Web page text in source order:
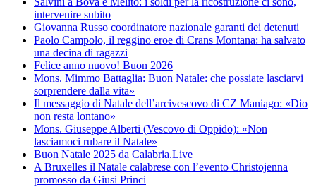
intervenire subito
Giovanna Russo coordinatore nazionale garanti dei detenuti
Paolo Campolo, il reggino eroe di Crans Montana: ha salvato
una decina di ragazzi
Felice anno nuovo! Buon 2026
Mons. Mimmo Battaglia: Buon Natale: che possiate lasciarvi
sorprendere dalla vita»
Il messaggio di Natale dell’arcivescovo di CZ Maniago: «Dio
non resta lontano»
Mons. Giuseppe Alberti (Vescovo di Oppido): «Non
lasciamoci rubare il Natale»
Buon Natale 2025 da Calabria.Live
A Bruxelles il Natale calabrese con l’evento Christojenna
promosso da Giusi Princi